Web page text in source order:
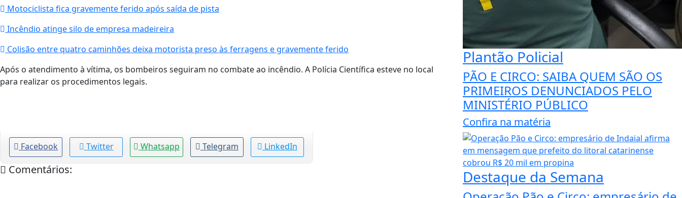
Motociclista fica gravemente ferido após saída de pista
Incêndio atinge silo de empresa madeireira
Colisão entre quatro caminhões deixa motorista preso às ferragens e gravemente ferido
Após o atendimento à vítima, os bombeiros seguiram no combate ao incêndio. A Polícia Científica esteve no local
para realizar os procedimentos legais.
Facebook Twitter Whatsapp Telegram LinkedIn
Comentários:
Plantão Policial
PÃO E CIRCO: SAIBA QUEM SÃO OS
PRIMEIROS DENUNCIADOS PELO
MINISTÉRIO PÚBLICO
Confira na matéria
Destaque da Semana